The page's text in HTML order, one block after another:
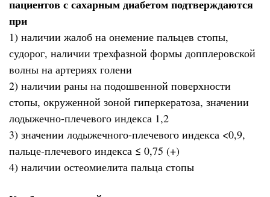
пациентов с сахарным диабетом подтверждаются
при
1) наличии жалоб на онемение пальцев стопы,
судорог, наличии трехфазной формы допплеровской
волны на артериях голени
2) наличии раны на подошвенной поверхности
стопы, окруженной зоной гиперкератоза, значении
лодыжечно-плечевого индекса 1,2
3) значении лодыжечного-плечевого индекса <0,9,
пальце-плечевого индекса ≤ 0,75 (+)
4) наличии остеомиелита пальца стопы